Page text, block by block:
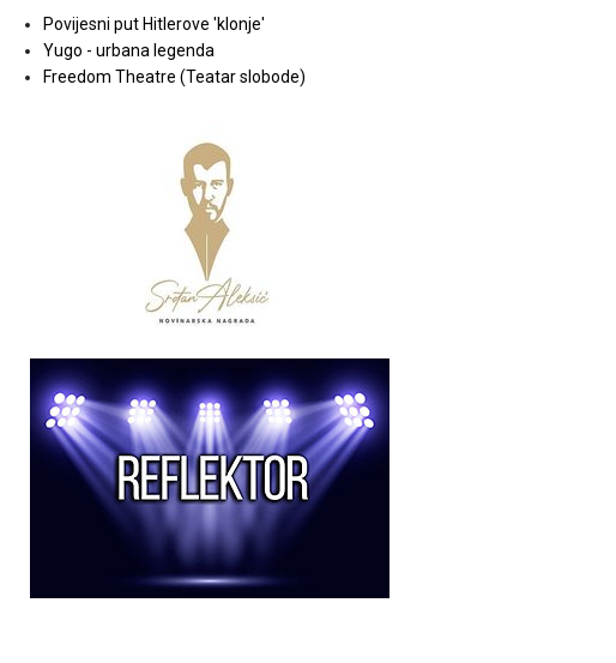
Povijesni put Hitlerove 'klonje'
Yugo - urbana legenda
Freedom Theatre (Teatar slobode)